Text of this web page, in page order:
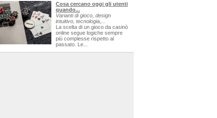
Cosa cercano oggi gli utenti
quando...
Varianti di gioco, design
intuitivo, tecnologia,...
La scelta di un gioco da casinò
online segue logiche sempre
più complesse rispetto al
passato. Le...